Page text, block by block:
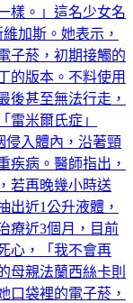
樣。」這名少女名
加斯。她表示，
子菸，初期接觸的
的版本。不料使用
後甚至無法行走，
雷米爾氏症」
侵入體內，沿著頸
疾病。醫師指出，
若再晚幾小時送
出近1公升液體，
療近3個月，目前
心，「我不會再
母親法蘭西絲卡則
口袋裡的電子菸，